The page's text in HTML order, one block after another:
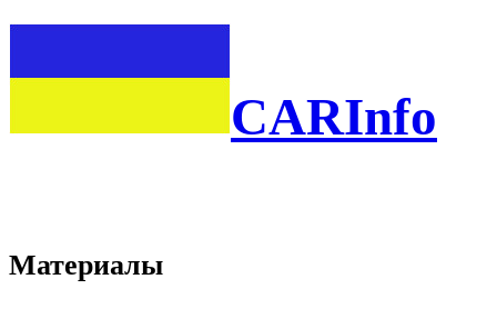
CARInfo
Материалы